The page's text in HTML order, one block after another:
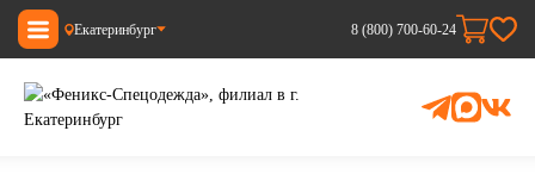
Екатеринбург 8 (800) 700-60-24